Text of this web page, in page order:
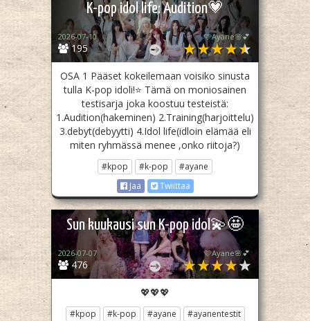
K-pop idol life: Audition💗
195
2026-07-10 🩷Ayane🌸💕
OSA 1 Pääset kokeilemaan voisiko sinusta
tulla K-pop idoli!⭐ Tämä on moniosainen
testisarja joka koostuu testeistä:
1.Audition(hakeminen) 2.Training(harjoittelu)
3.debyt(debyytti) 4.Idol life(idloin elämää eli
miten ryhmässä menee ,onko riitoja?)
#kpop #k-pop
#ayane
Jaa
Twiittaa
Sun kuukausi sun K-pop idol💫🤩
476
2026-07-07 🩷Ayane🌸💕
💖💖💖
#kpop #k-pop #ayane
#ayanentestit